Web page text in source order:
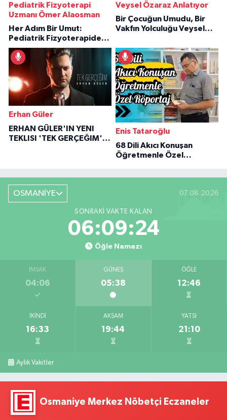
Pediatrik Fizyoterapi
Uzmanı Ömer Alaosman
Her Adım Bir Umut:
Pediatrik Fizyoterapiden
İlham Veren Hikâyeler
Veysel Özaraz Anlatıyor
Bir Çocuğun Umudu, Bir
Vakfın Yolculuğu Veysel
Erhan Güler
ERHAN GÜLER'IN YENI
TEKLISI 'TEK GERÇEĞIM'LE
Enis Tataroğlu
68 Dili Akıcı Konuşan
Öğretmenle Özel
OSMANİYE 07.08.2026
SONRAKI VAKTE KALAN
06:09:22
Öğle Namazı
İMSAK
04:06
GÜNEŞ
05:38
ÖĞLE
12:46
İKINDI
16:33
AKŞAM
19:44
YATSI
21:10
Aylık Vakitler
Osmaniye Merkez Nöbetçi Eczaneler